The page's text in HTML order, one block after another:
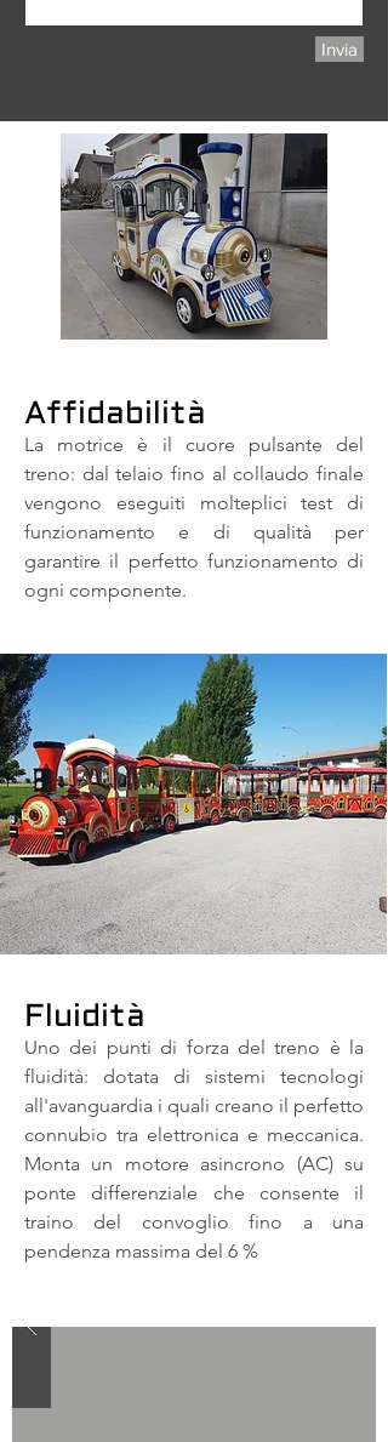
Invia
Affidabilità
La motrice è il cuore pulsante del
treno: dal telaio fino al collaudo finale
vengono eseguiti molteplici test di
funzionamento e di qualità per
garantire il perfetto funzionamento di
ogni componente.
Fluidità
Uno dei punti di forza del treno è la
fluidità: dotata di sistemi tecnologi
all'avanguardia i quali creano il perfetto
connubio tra elettronica e meccanica.
Monta un motore asincrono (AC) su
ponte differenziale che consente il
traino del convoglio fino a una
pendenza massima del 6 %